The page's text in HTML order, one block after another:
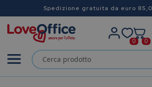
Spedizione gratuita da euro
0 0